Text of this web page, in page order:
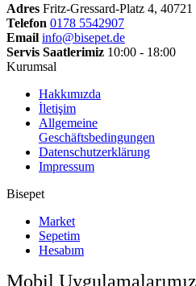
Adres Fritz-Gressard-Platz 4,
Telefon 0178 5542907
Email info@bisepet.de
Servis Saatlerimiz 10:00 - 18:00
Kurumsal
Hakkımızda
İletişim
Allgemeine
Geschäftsbedingungen
Datenschutzerklärung
Impressum
Bisepet
Market
Sepetim
Hesabım
Mobil Uygulamalarımız